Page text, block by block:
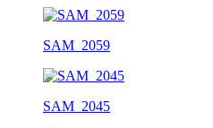
SAM_2059
SAM_2045